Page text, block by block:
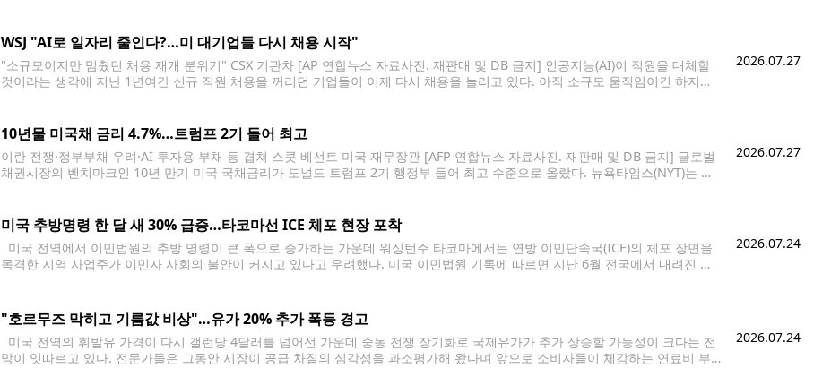
WSJ "AI로 일자리 줄인다?…미 대기업들 다시 채용 시작"
"소규모이지만 멈췄던 채용 재개 분위기" CSX 기관차 [AP 연합뉴스 자료사진. 재판매 및 DB 금지] 인공지능(AI)이 직원을 대체할
것이라는 생각에 지난 1년여간 신규 직원 채용을 꺼리던 기업들이 이제 다시 채용을 늘리고 있다. 아직 소규모 움직임이긴 하지만,
2026.07.27
10년물 미국채 금리 4.7%…트럼프 2기 들어 최고
이란 전쟁·정부부채 우려·AI 투자용 부채 등 겹쳐 스콧 베선트 미국 재무장관 [AFP 연합뉴스 자료사진. 재판매 및 DB 금지] 글로벌
채권시장의 벤치마크인 10년 만기 미국 국채금리가 도널드 트럼프 2기 행정부 들어 최고 수준으로 올랐다. 뉴욕타임스(NYT)는 트
2026.07.27
미국 추방명령 한 달 새 30% 급증…타코마선 ICE 체포 현장 포착
미국 전역에서 이민법원의 추방 명령이 큰 폭으로 증가하는 가운데 워싱턴주 타코마에서는 연방 이민단속국(ICE)의 체포 장면을
목격한 지역 사업주가 이민자 사회의 불안이 커지고 있다고 우려했다. 미국 이민법원 기록에 따르면 지난 6월 전국에서 내려진 추
2026.07.24
"호르무즈 막히고 기름값 비상"…유가 20% 추가 폭등 경고
미국 전역의 휘발유 가격이 다시 갤런당 4달러를 넘어선 가운데 중동 전쟁 장기화로 국제유가가 추가 상승할 가능성이 크다는 전
망이 잇따르고 있다. 전문가들은 그동안 시장이 공급 차질의 심각성을 과소평가해 왔다며 앞으로 소비자들이 체감하는 연료비 부
2026.07.24